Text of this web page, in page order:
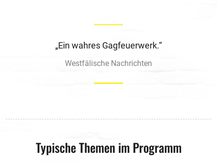
„Ein wahres Gagfeuerwerk.“
Westfälische Nachrichten
Typische Themen im Programm